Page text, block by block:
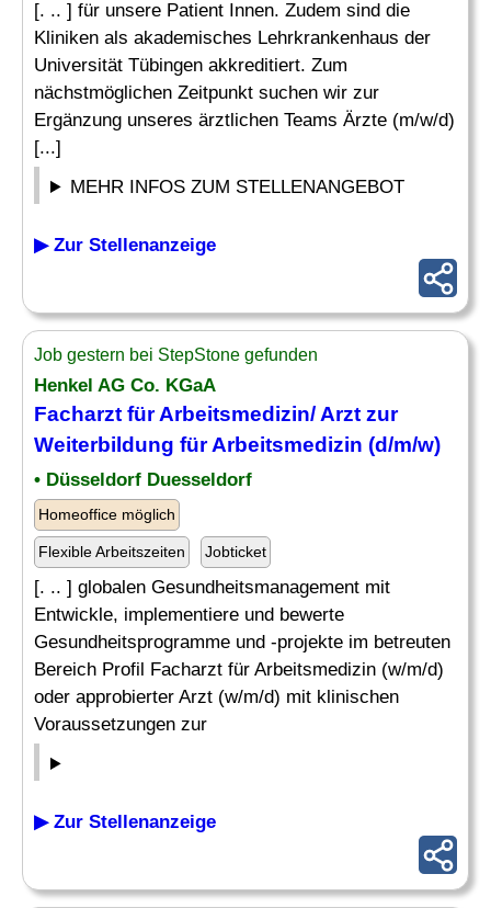
[. .. ] für unsere Patient Innen. Zudem sind die
Kliniken als akademisches Lehrkrankenhaus der
Universität Tübingen akkreditiert. Zum
nächstmöglichen Zeitpunkt suchen wir zur
Ergänzung unseres ärztlichen Teams Ärzte (m/w/d)
[...]
MEHR INFOS ZUM STELLENANGEBOT
▶ Zur Stellenanzeige
Job gestern bei StepStone gefunden
Henkel AG Co. KGaA
Facharzt für Arbeitsmedizin/ Arzt zur
Weiterbildung für Arbeitsmedizin (d/m/w)
• Düsseldorf Duesseldorf
Homeoffice möglich
Flexible Arbeitszeiten Jobticket
[. .. ] globalen Gesundheitsmanagement mit
Entwickle, implementiere und bewerte
Gesundheitsprogramme und -projekte im betreuten
Bereich Profil Facharzt für Arbeitsmedizin (w/m/d)
oder approbierter Arzt (w/m/d) mit klinischen
Voraussetzungen zur
▶ Zur Stellenanzeige